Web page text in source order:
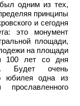
был одним из тех,
принципы
и сегодня
это монумент
площади,
на площади
100 лет со дня
Будет очень
юбилея одна из